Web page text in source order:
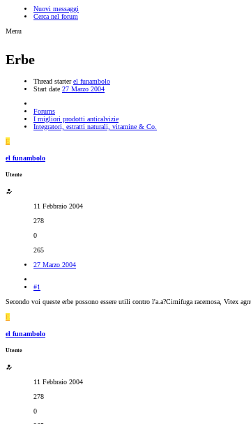
Nuovi messaggi
Cerca nel forum
Menu
Erbe
Thread starter el funambolo
Start date 27 Marzo 2004
Forums
I migliori prodotti anticalvizie
Integratori, estratti naturali, vitamine & Co.
E
el funambolo
Utente
11 Febbraio 2004
278
0
265
27 Marzo 2004
#1
Secondo voi queste erbe possono essere utili contro l'a.a?Cimifuga racemosa, Vitex
E
el funambolo
Utente
11 Febbraio 2004
278
0